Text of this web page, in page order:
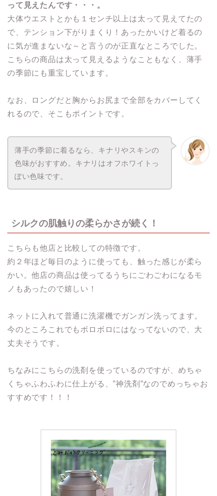
って見えたんです・・・。
大体ウエストとかも１センチ以上は太って見えてたの
で、テンション下がりまくり！あったかいけど着るの
に気が進まないな～と言うのが正直なところでした。
こちらの商品は太って見えるようなこともなく、薄手
の季節にも重宝しています。
なお、ロングだと胸からお尻まで全部をカバーしてく
れるので、そこもポイントです。
薄手の季節に着るなら、キナリやスキンの
色味がおすすめ。キナリはオフホワイトっ
ぽい色味です。
シルクの肌触りの柔らかさが続く！
こちらも他店と比較しての特徴です。
約２年ほど毎日のように使っても、触った感じが柔ら
かい。他店の商品は使ってるうちにごわごわになるモ
ノもあったので嬉しい！
ネットに入れて普通に洗濯機でガンガン洗ってます。
今のところこれでもボロボロにはなってないので、大
丈夫そうです。
ちなみにこちらの洗剤を使っているのですが、めちゃ
くちゃふわふわに仕上がる、”神洗剤”なのでめっちゃお
すすめです！！！